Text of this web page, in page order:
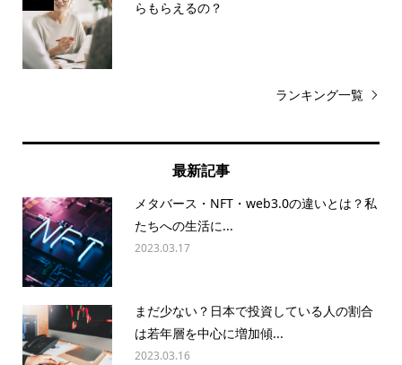
らもらえるの？
ランキング一覧
最新記事
メタバース・NFT・web3.0の違いとは？私
たちへの生活に...
2023.03.17
まだ少ない？日本で投資している人の割合
は若年層を中心に増加傾...
2023.03.16